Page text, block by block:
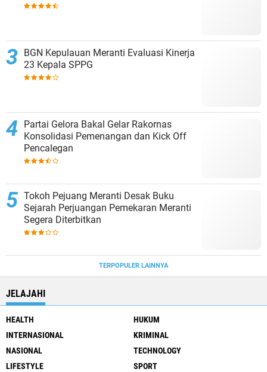
BGN Kepulauan Meranti Evaluasi Kinerja
23 Kepala SPPG
Partai Gelora Bakal Gelar Rakornas
Konsolidasi Pemenangan dan Kick Off
Pencalegan
Tokoh Pejuang Meranti Desak Buku
Sejarah Perjuangan Pemekaran Meranti
Segera Diterbitkan
TERPOPULER LAINNYA
JELAJAHI
HEALTH
HUKUM
INTERNASIONAL
KRIMINAL
NASIONAL
TECHNOLOGY
LIFESTYLE
SPORT